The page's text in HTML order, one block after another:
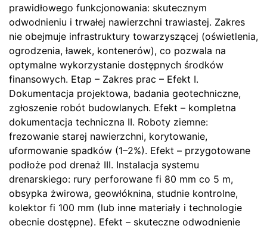
prawidłowego funkcjonowania: skutecznym
odwodnieniu i trwałej nawierzchni trawiastej. Zakres
nie obejmuje infrastruktury towarzyszącej (oświetlenia,
ogrodzenia, ławek, kontenerów), co pozwala na
optymalne wykorzystanie dostępnych środków
finansowych. Etap – Zakres prac – Efekt I.
Dokumentacja projektowa, badania geotechniczne,
zgłoszenie robót budowlanych. Efekt – kompletna
dokumentacja techniczna II. Roboty ziemne:
frezowanie starej nawierzchni, korytowanie,
uformowanie spadków (1–2%). Efekt – przygotowane
podłoże pod drenaż III. Instalacja systemu
drenarskiego: rury perforowane fi 80 mm co 5 m,
obsypka żwirowa, geowłóknina, studnie kontrolne,
kolektor fi 100 mm (lub inne materiały i technologie
obecnie dostępne). Efekt – skuteczne odwodnienie